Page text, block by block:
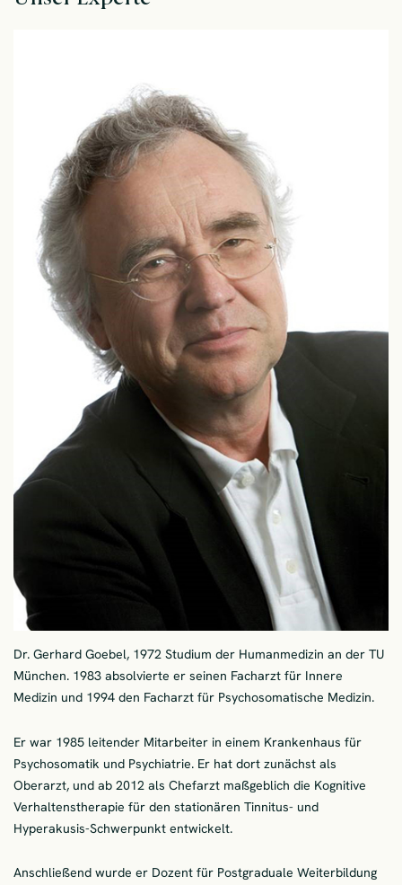
Dr. Gerhard Goebel, 1972 Studium der Humanmedizin an der TU
München. 1983 absolvierte er seinen Facharzt für Innere
Medizin und 1994 den Facharzt für Psychosomatische Medizin.
Er war 1985 leitender Mitarbeiter in einem Krankenhaus für
Psychosomatik und Psychiatrie. Er hat dort zunächst als
Oberarzt, und ab 2012 als Chefarzt maßgeblich die Kognitive
Verhaltenstherapie für den stationären Tinnitus- und
Hyperakusis-Schwerpunkt entwickelt.
Anschließend wurde er Dozent für Postgraduale Weiterbildung